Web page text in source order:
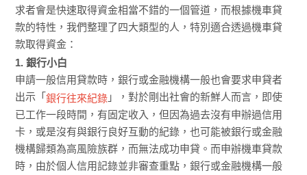
求者會是快速取得資金相當不錯的一個管道，而根據機車貸
款的特性，我們整理了四大類型的人，特別適合透過機車貸
款取得資金：
1. 銀行小白
申請一般信用貸款時，銀行或金融機構一般也會要求申貸者
出示「銀行往來紀錄 」，對於剛出社會的新鮮人而言，即使
已工作一段時間，有固定收入，但因為過去沒有申辦過信用
卡，或是沒有與銀行良好互動的紀錄，也可能被銀行或金融
機構歸類為高風險族群，而無法成功申貸。而申辦機車貸款
時，由於個人信用記錄並非審查重點，銀行或金融機構一般